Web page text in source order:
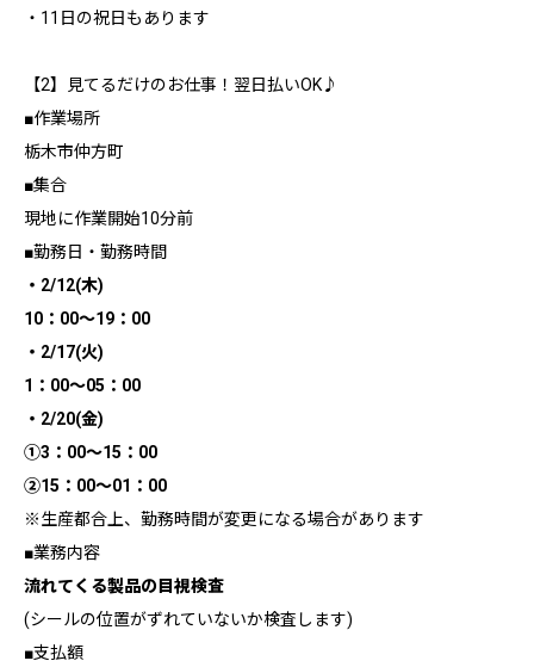
・11日の祝日もあります
【2】見てるだけのお仕事！翌日払いOK♪
■作業場所
栃木市仲方町
■集合
現地に作業開始10分前
■勤務日・勤務時間
・2/12(木)
10：00～19：00
・2/17(火)
1：00～05：00
・2/20(金)
①3：00～15：00
②15：00～01：00
※生産都合上、勤務時間が変更になる場合があります
■業務内容
流れてくる製品の目視検査
(シールの位置がずれていないか検査します)
■支払額